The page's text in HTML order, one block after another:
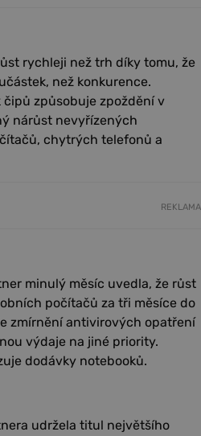
rychleji než trh díky tomu, že
než konkurence.
čipů způsobuje zpoždění v
nárůst nevyřízených
chytrých telefonů a
REKLAMA
minulý měsíc uvedla, že růst
počítačů za tři měsíce do
zmírnění antivirových opatření
výdaje na jiné priority.
dodávky notebooků.
udržela titul největšího